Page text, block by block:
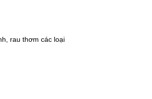
rau thơm các loại